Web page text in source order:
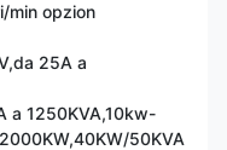
min opzion
25A a
a 1250KVA,10kw-
50KVA